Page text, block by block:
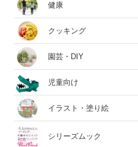
健康
クッキング
園芸・DIY
児童向け
イラスト・塗り絵
シリーズムック